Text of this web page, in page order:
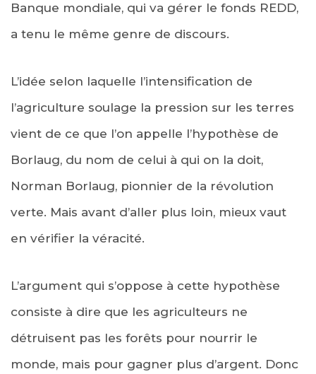
Banque mondiale, qui va gérer le fonds REDD,
a tenu le même genre de discours.
L’idée selon laquelle l’intensification de
l’agriculture soulage la pression sur les terres
vient de ce que l’on appelle l’hypothèse de
Borlaug, du nom de celui à qui on la doit,
Norman Borlaug, pionnier de la révolution
verte. Mais avant d’aller plus loin, mieux vaut
en vérifier la véracité.
L’argument qui s’oppose à cette hypothèse
consiste à dire que les agriculteurs ne
détruisent pas les forêts pour nourrir le
monde, mais pour gagner plus d’argent. Donc